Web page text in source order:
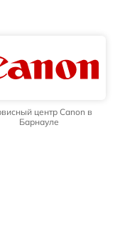
центр Canon в
Барнауле